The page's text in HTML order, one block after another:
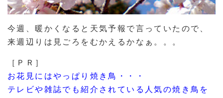
今週、暖かくなると天気予報で言っていたので、
来週辺りは見ごろをむかえるかなぁ。。。
［ＰＲ］
お花見にはやっぱり焼き鳥・・・
テレビや雑誌でも紹介されている人気の焼き鳥を